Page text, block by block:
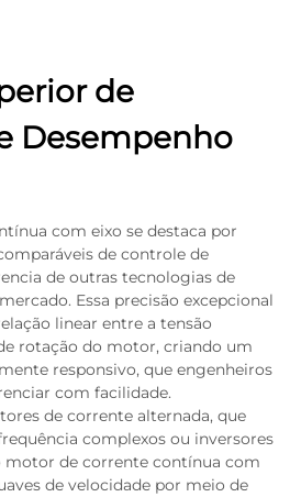
de
Desempenho
com eixo se destaca por
de controle de
de outras tecnologias de
Essa precisão excepcional
linear entre a tensão
rotação do motor, criando um
responsivo, que engenheiros
com facilidade.
de corrente alternada, que
complexos ou inversores
motor de corrente contínua com
de velocidade por meio de